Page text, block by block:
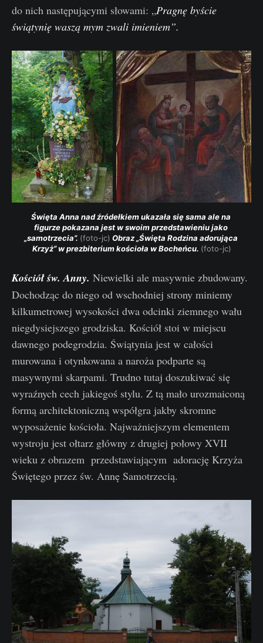
do nich następującymi słowami: „Pragnę byście
świątynię waszą mym zwali imieniem”.
Święta Anna nad źródełkiem ukazała się sama ale na
figurze pokazana jest w swoim przedstawieniu jako
„samotrzecia”. (foto-jc) Obraz „Święta Rodzina adorująca
Krzyż” w prezbiterium kościoła w Bocheńcu. (foto-jc)
Kościół św. Anny. Niewielki ale masywnie zbudowany.
Dochodząc do niego od wschodniej strony miniemy
kilkumetrowej wysokości dwa odcinki ziemnego wału
niegdysiejszego grodziska. Kościół stoi w miejscu
dawnego podegrodzia. Świątynia jest w całości
murowana i otynkowana a naroża podparte są
masywnymi skarpami. Trudno tutaj doszukiwać się
wyraźnych cech jakiegoś stylu. Z tą mało urozmaiconą
formą architektoniczną współgra jakby skromne
wyposażenie kościoła. Najważniejszym elementem
wystroju jest ołtarz główny z drugiej połowy XVII
wieku z obrazem przedstawiającym adorację Krzyża
Świętego przez św. Annę Samotrzecią.